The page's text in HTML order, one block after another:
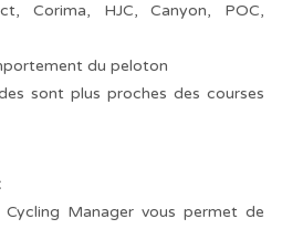
Corima, HJC, Canyon, POC,
du peloton
sont plus proches des courses
Manager vous permet de